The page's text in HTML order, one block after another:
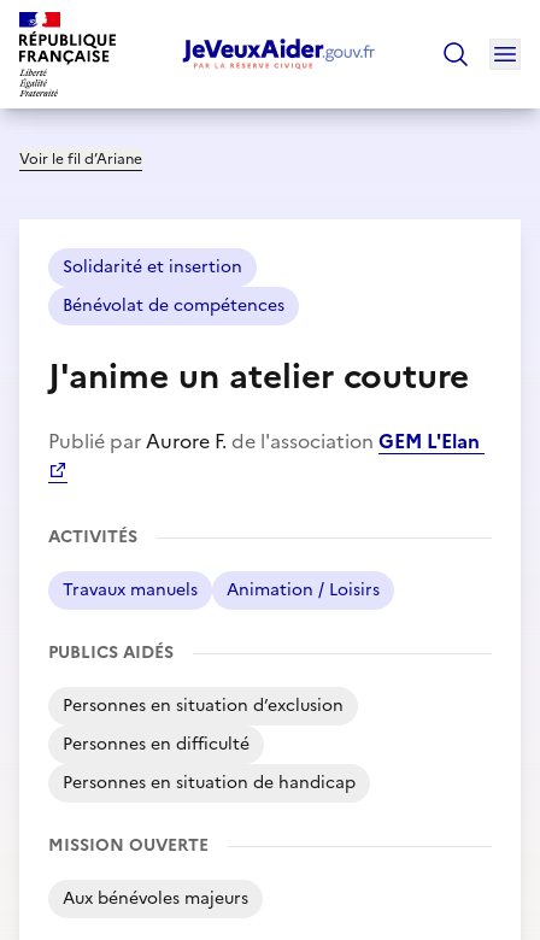
Voir le fil d’Ariane
Solidarité et insertion
Bénévolat de compétences
J'anime un atelier couture
Publié parAurore F. de l'association GEM L'Elan
ACTIVITÉS
Travaux manuels Animation / Loisirs
PUBLICS AIDÉS
Personnes en situation d’exclusion
Personnes en difficulté
Personnes en situation de handicap
MISSION OUVERTE
Aux bénévoles majeurs